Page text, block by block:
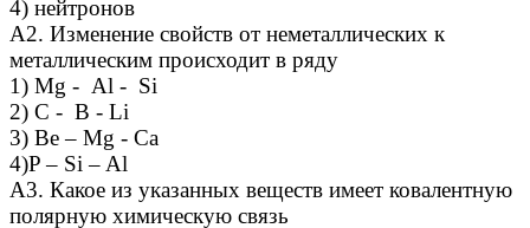
4) нейтронов
А2. Изменение свойств от неметаллических к
металлическим происходит в ряду
1) Mg - Al - Si
2) C - B - Li
3) Be – Mg - Ca
4)P – Si – Al
А3. Какое из указанных веществ имеет ковалентную
полярную химическую связь